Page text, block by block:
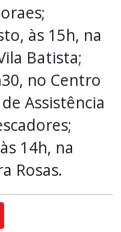
às 15h, na
Batista;
no Centro
Assistência
14h, na
Rosas.